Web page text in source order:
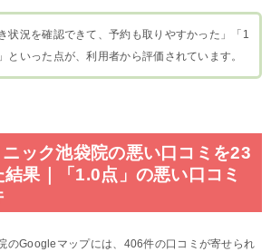
状況を確認できて、予約も取りやすかった」「1
といった点が、利用者から評価されています。
ック池袋院の悪い口コミを23
果｜「1.0点」の悪い口コミ
のGoogleマップには、406件の口コミが寄せられ